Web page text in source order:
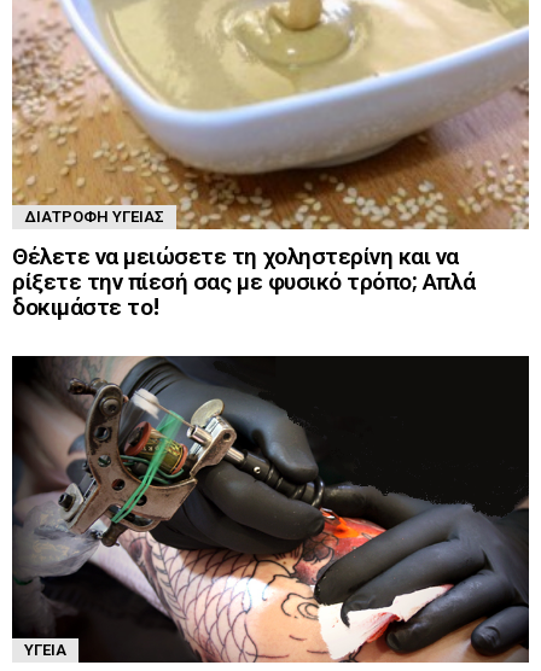
ΔΙΑΤΡΟΦΉ ΥΓΕΊΑΣ
Θέλετε να μειώσετε τη χοληστερίνη και να
ρίξετε την πίεσή σας με φυσικό τρόπο; Απλά
δοκιμάστε το!
ΥΓΕΊΑ